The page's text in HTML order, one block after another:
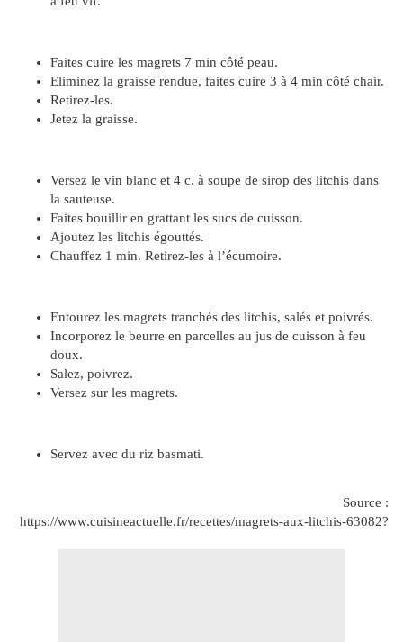
Faites cuire les magrets 7 min côté peau.
Eliminez la graisse rendue, faites cuire 3 à 4 min côté chair.
Retirez-les.
Jetez la graisse.
Versez le vin blanc et 4 c. à soupe de sirop des litchis dans
la sauteuse.
Faites bouillir en grattant les sucs de cuisson.
Ajoutez les litchis égouttés.
Chauffez 1 min. Retirez-les à l’écumoire.
Entourez les magrets tranchés des litchis, salés et poivrés.
Incorporez le beurre en parcelles au jus de cuisson à feu
doux.
Salez, poivrez.
Versez sur les magrets.
Servez avec du riz basmati.
Source :
https://www.cuisineactuelle.fr/recettes/magrets-aux-litchis-63082?